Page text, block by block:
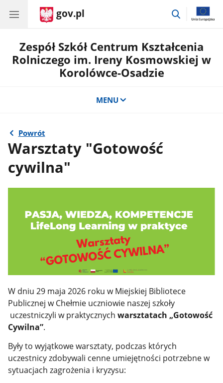
gov.pl
przejdź
Zespół Szkół Centrum Kształcenia
Rolniczego im. Ireny Kosmowskiej w
Korolówce-Osadzie
MENU
Powrót
Warsztaty "Gotowość
cywilna"
W dniu 29 maja 2026 roku w Miejskiej Bibliotece
Publicznej w Chełmie uczniowie naszej szkoły
uczestniczyli w praktycznychwarsztatach „Gotowość
Cywilna”.
Były to wyjątkowe warsztaty, podczas których
uczestnicy zdobywali cenne umiejętności potrzebne w
sytuacjach zagrożenia i kryzysu: